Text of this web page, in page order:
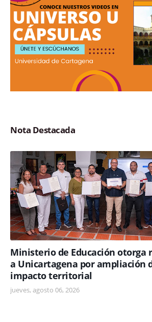
Nota Destacada
Ministerio de Educación otorga
a Unicartagena por ampliación
impacto territorial
jueves, agosto 06, 2026